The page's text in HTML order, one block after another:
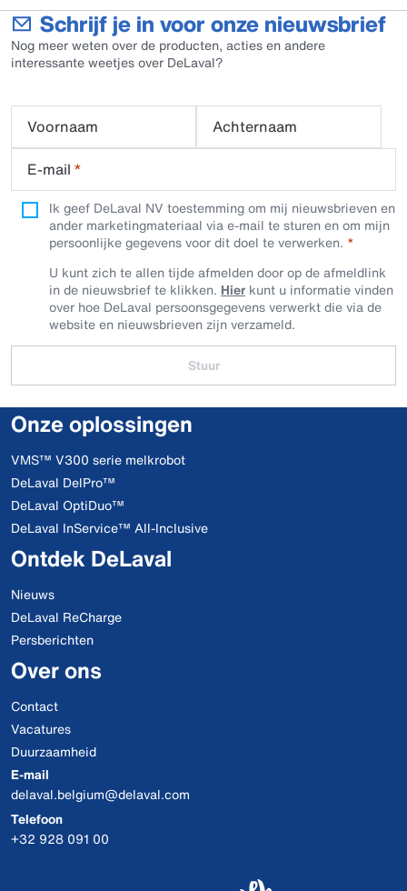
Schrijf je in voor onze nieuwsbrief
Nog meer weten over de producten, acties en andere
interessante weetjes over DeLaval?
Voornaam
Achternaam
E-mail *
Ik geef DeLaval NV toestemming om mij nieuwsbrieven en
ander marketingmateriaal via e-mail te sturen en om mijn
persoonlijke gegevens voor dit doel te verwerken.
U kunt zich te allen tijde afmelden door op de afmeldlink
in de nieuwsbrief te klikken. Hier kunt u informatie vinden
over hoe DeLaval persoonsgegevens verwerkt die via de
website en nieuwsbrieven zijn verzameld.
Stuur
Onze oplossingen
VMS™ V300 serie melkrobot
DeLaval DelPro™
DeLaval OptiDuo™
DeLaval InService™ All-Inclusive
Ontdek DeLaval
Nieuws
DeLaval ReCharge
Persberichten
Over ons
Contact
Vacatures
Duurzaamheid
E-mail
delaval.belgium@delaval.com
Telefoon
+32 928 091 00